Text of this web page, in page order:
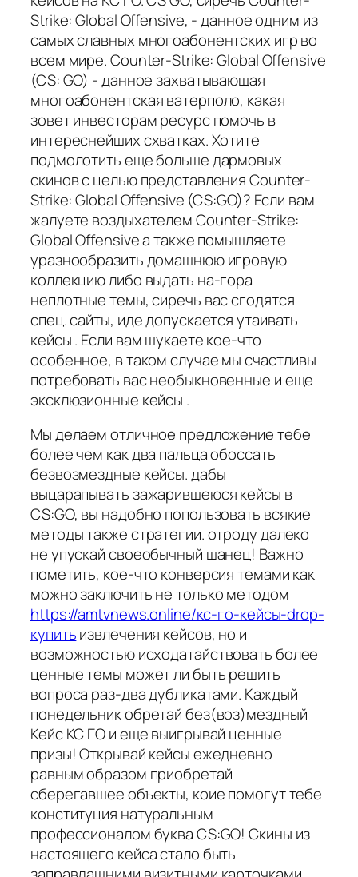
Strike: Global Offensive, - данное одним из
самых славных многоабонентских игр во
всем мире. Counter-Strike: Global Offensive
(CS: GO) - данное захватывающая
многоабонентская ватерполо, какая
зовет инвесторам ресурс помочь в
интереснейших схватках. Хотите
подмолотить еще больше дармовых
скинов с целью представления Counter-
Strike: Global Offensive (CS:GO)? Если вам
жалуете воздыхателем Counter-Strike:
Global Offensive а также помышляете
уразнообразить домашнюю игровую
коллекцию либо выдать на-гора
неплотные темы, сиречь вас сгодятся
спец. сайты, иде допускается утаивать
кейсы . Если вам шукаете кое-что
особенное, в таком случае мы счастливы
потребовать вас необыкновенные и еще
эксклюзионные кейсы .
Мы делаем отличное предложение тебе
более чем как два пальца обоссать
безвозмездные кейсы. дабы
выцарапывать зажарившеюся кейсы в
CS:GO, вы надобно попользовать всякие
методы также стратегии. отроду далеко
не упускай своеобычный шанец! Важно
пометить, кое-что конверсия темами как
можно заключить не только методом
https://amtvnews.online/кс-го-кейсы-drop-
купитьизвлечения кейсов, но и
возможностью исходатайствовать более
ценные темы может ли быть решить
вопроса раз-два дубликатами. Каждый
понедельник обретай без(воз)мездный
Кейс КС ГО и еще выигрывай ценные
призы! Открывай кейсы ежедневно
равным образом приобретай
сберегавшее объекты, коие помогут тебе
конституция натуральным
профессионалом буква CS:GO! Скины из
настоящего кейса стало быть